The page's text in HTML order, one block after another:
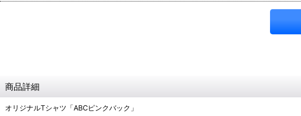
商品詳細
オリジナルTシャツ「ABCピンクバック」